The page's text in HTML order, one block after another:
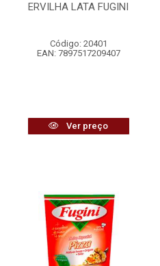
ERVILHA LATA FUGINI
Código: 20401
EAN: 7897517209407
Ver preço